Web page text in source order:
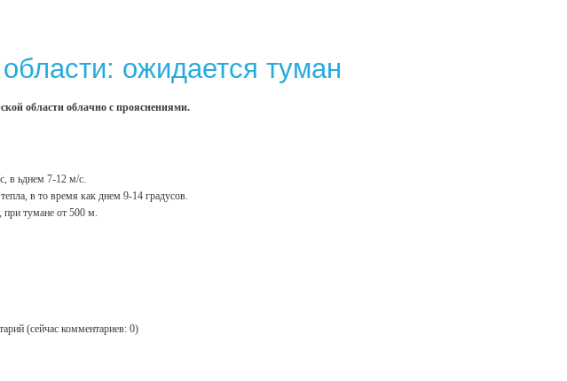
ожидается туман
области облачно с прояснениями.
в ьднем 7-12 м/с.
в то время как днем 9-14 градусов.
при тумане от 500 м.
(сейчас комментариев: 0)